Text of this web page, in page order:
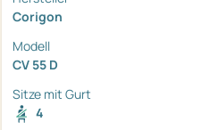
Corigon
Modell
CV 55 D
Sitze mit Gurt
4